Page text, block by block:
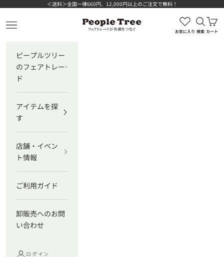
コンテンツへスキップ＜送料＞全国一律660円、12,000円以上のご注文で無料！
ピープルツリー公式オンラインショップ
メニューを開く
お気に入り
検索を
検索
カ
カート
ピープルツリー
のフェアトレー
ド
アイテムを探
す
店舗・イベン
ト情報
ご利用ガイド
卸販売へのお問
い合わせ
ログイン